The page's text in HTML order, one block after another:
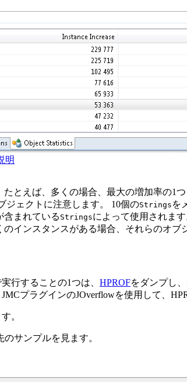
明
たとえば、多くの場合、最大の増加率の1
ジェクトに注意します。 10個のStrings を
含まれているStringsによって使用されます
インスタンスがある場合、それらのオブ
行することの1つは、 HPROFをダンプし
JMCプラグインのJOverflowを使用して、
。
サンプルを見ます。